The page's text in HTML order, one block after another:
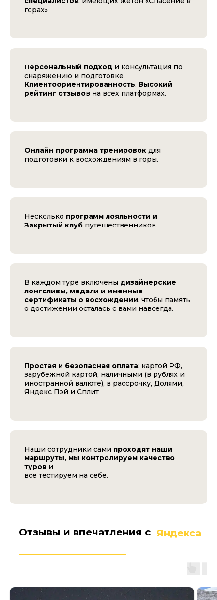
горах»
Персональный подход и консультация по
снаряжению и подготовке.
Клиентоориентированность. Высокий
рейтинг отзывов на всех платформах.
Онлайн программа тренировок для
подготовки к восхождениям в горы.
Несколько программ лояльности и
Закрытый клуб путешественников.
В каждом туре включены дизайнерские
лонгсливы, медали и именные
сертификаты о восхождении, чтобы память
о достижении осталась с вами навсегда.
Простая и безопасная оплата: картой РФ,
зарубежной картой, наличными (в рублях и
иностранной валюте), в рассрочку, Долями,
Яндекс Пэй и Сплит
Наши сотрудники сами проходят наши
маршруты, мы контролируем качество
туров и
все тестируем на себе.
Отзывы и впечатления с Яндекса